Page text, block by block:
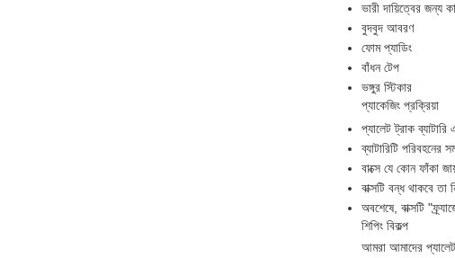
ভারী দায়িত্বের জন্য
বুদবুদ আবরণ
ফোম প্যাডিং
বাঁধন টেপ
ভঙ্গুর স্টিকার
প্যাকেজিং প্রক্রিয়া
প্যালেট ট্রাক
ব্যাটারিটি
বাক্সে যে কোন ফাঁকা
বাক্সটি বন্ধ থাকবে তা
অবশেষে, বাক্সটি
শিপিং বিকল্প
আমরা আমাদের প্যালেট